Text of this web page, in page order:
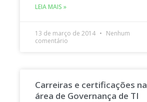
LEIA MAIS »
13 de março de 2014
Nenhum
comentário
Carreiras e certificações na
área de Governança de TI